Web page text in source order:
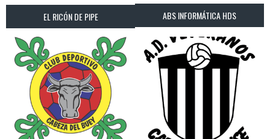
EL RICÓN DE PIPE ABS INFORMÁTICA HDS